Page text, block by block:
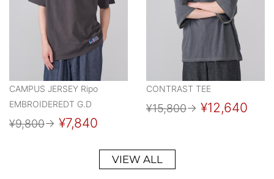
CAMPUS JERSEY Ripo
EMBROIDEREDT G.D
¥9,800→ ¥7,840
CONTRAST TEE
¥15,800→ ¥12,640
VIEW ALL